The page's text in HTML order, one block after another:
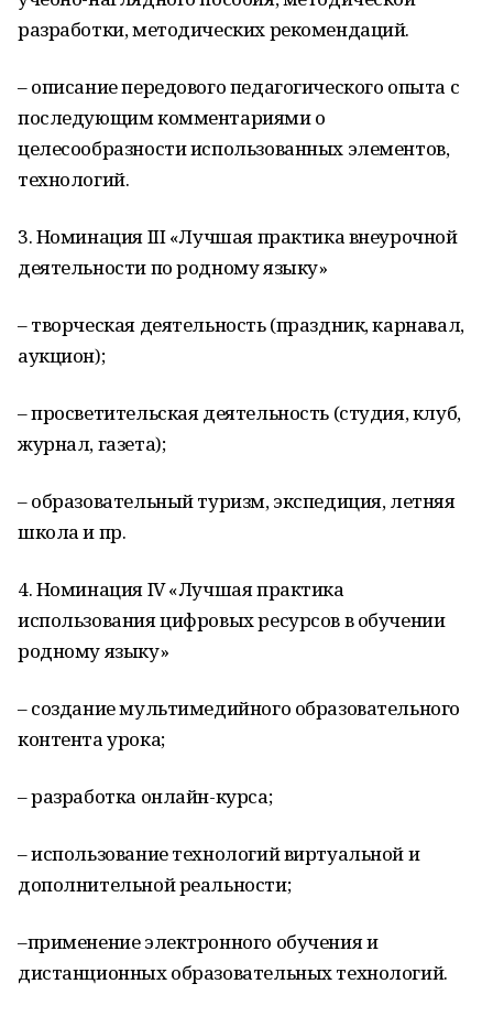
разработки, методических рекомендаций.
– описание передового педагогического опыта с
последующим комментариями о
целесообразности использованных элементов,
технологий.
3. Номинация III «Лучшая практика внеурочной
деятельности по родному языку»
– творческая деятельность (праздник, карнавал,
аукцион);
– просветительская деятельность (студия, клуб,
журнал, газета);
– образовательный туризм, экспедиция, летняя
школа и пр.
4. Номинация IV «Лучшая практика
использования цифровых ресурсов в обучении
родному языку»
– создание мультимедийного образовательного
контента урока;
– разработка онлайн-курса;
– использование технологий виртуальной и
дополнительной реальности;
–применение электронного обучения и
дистанционных образовательных технологий.